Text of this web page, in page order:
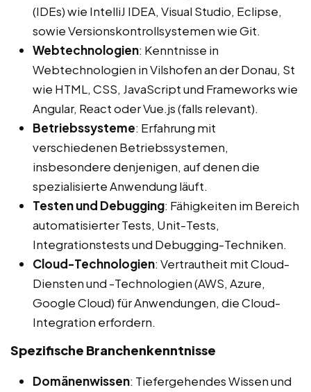
(IDEs) wie IntelliJ IDEA, Visual Studio, Eclipse,
sowie Versionskontrollsystemen wie Git.
Webtechnologien: Kenntnisse in
Webtechnologien in Vilshofen an der Donau, St
wie HTML, CSS, JavaScript und Frameworks wie
Angular, React oder Vue.js (falls relevant).
Betriebssysteme: Erfahrung mit
verschiedenen Betriebssystemen,
insbesondere denjenigen, auf denen die
spezialisierte Anwendung läuft.
Testen und Debugging: Fähigkeiten im Bereich
automatisierter Tests, Unit-Tests,
Integrationstests und Debugging-Techniken.
Cloud-Technologien: Vertrautheit mit Cloud-
Diensten und -Technologien (AWS, Azure,
Google Cloud) für Anwendungen, die Cloud-
Integration erfordern.
Spezifische Branchenkenntnisse
Domänenwissen: Tiefergehendes Wissen und